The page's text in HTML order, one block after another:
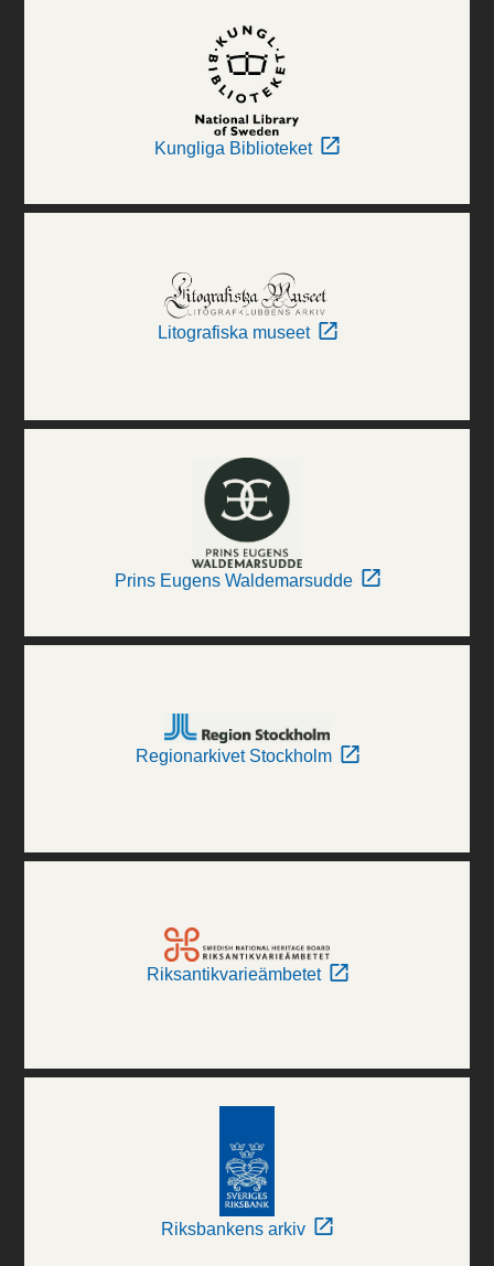
Kungliga Biblioteket
Litografiska museet
Prins Eugens Waldemarsudde
Regionarkivet Stockholm
Riksantikvarieämbetet
Riksbankens arkiv